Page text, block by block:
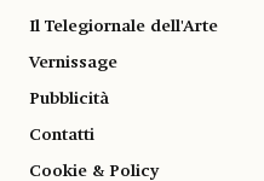
Il Telegiornale dell'Arte
Vernissage
Pubblicità
Contatti
Cookie & Policy